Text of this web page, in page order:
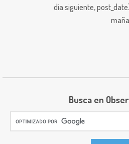
día siguiente,
Busca en